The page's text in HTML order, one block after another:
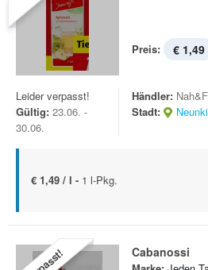
Preis: € 1,49
Leider verpasst!
Gültig: 23.06. -
30.06.
Händler:
Stadt:
€ 1,49 / l - 1 l-Pkg.
Cabanossi